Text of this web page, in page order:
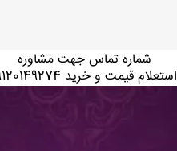
شماره تماس جهت مشاوره
استعلام قیمت و خرید 09120149274